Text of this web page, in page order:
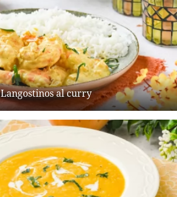
Langostinos al curry